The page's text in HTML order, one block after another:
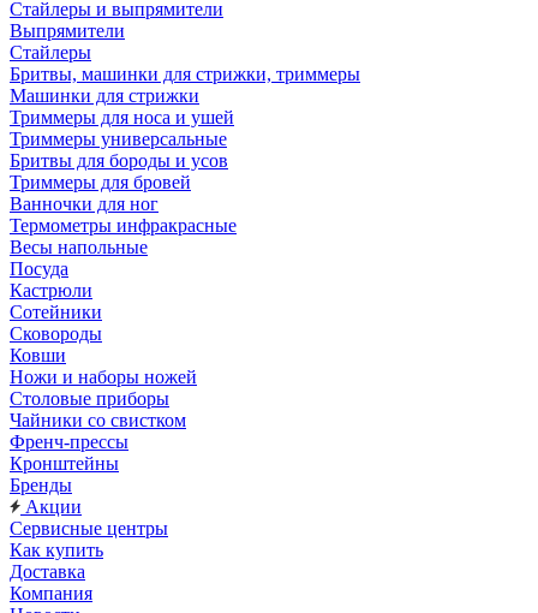
Стайлеры и выпрямители
Выпрямители
Стайлеры
Бритвы, машинки для стрижки, триммеры
Машинки для стрижки
Триммеры для носа и ушей
Триммеры универсальные
Бритвы для бороды и усов
Триммеры для бровей
Ванночки для ног
Термометры инфракрасные
Весы напольные
Посуда
Кастрюли
Сотейники
Сковороды
Ковши
Ножи и наборы ножей
Столовые приборы
Чайники со свистком
Френч-прессы
Кронштейны
Бренды
Акции
Сервисные центры
Как купить
Доставка
Компания